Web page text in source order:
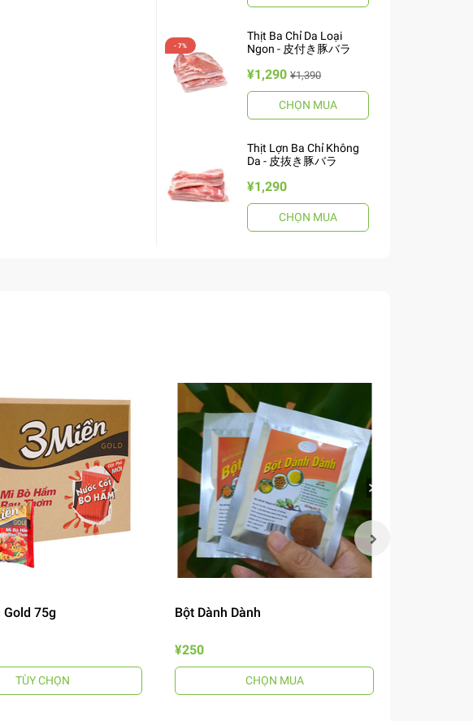
Thịt Ba Chỉ Da Loại
Ngon - 皮付き豚バラ
¥1,290 ¥1,390
CHỌN MUA
Thịt Lợn Ba Chỉ Không
Da - 皮抜き豚バラ
¥1,290
CHỌN MUA
75g
TÙY CHỌN
Bột Dành Dành
¥250
CHỌN MUA